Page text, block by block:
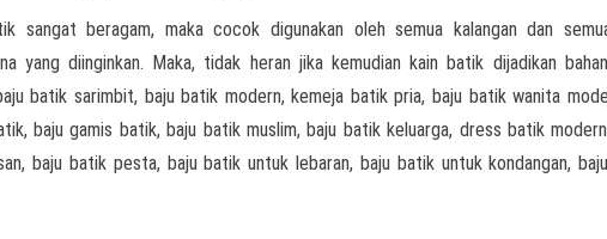
sangat beragam, maka cocok digunakan oleh semua kalangan dan
yang diinginkan. Maka, tidak heran jika kemudian kain batik dijadikan
batik sarimbit, baju batik modern, kemeja batik pria, baju batik wanita
baju gamis batik, baju batik muslim, baju batik keluarga, dress batik
baju batik pesta, baju batik untuk lebaran, baju batik untuk kondangan,